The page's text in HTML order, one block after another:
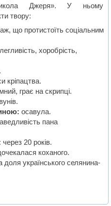
Джеря». У ньому
твору:
що протистоїть соціальним
хоробрість,
кріпацтва.
грає на скрипці.
осавула.
пана
через 20 років.
коханого.
доля українського селянина-